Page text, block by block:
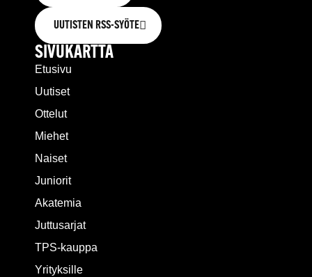
UUTISTEN RSS-SYÖTE
SIVUKARTTA
Etusivu
Uutiset
Ottelut
Miehet
Naiset
Juniorit
Akatemia
Juttusarjat
TPS-kauppa
Yrityksille